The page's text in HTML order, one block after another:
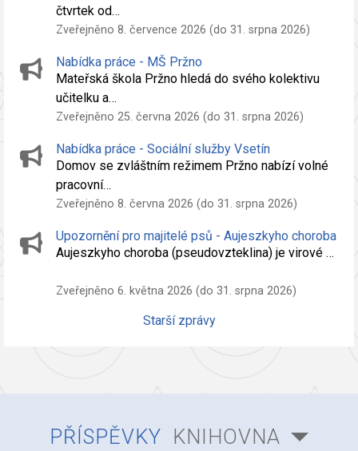
čtvrtek od…
Zveřejněno 8. července 2026 (do 31. srpna 2026)
Nabídka práce - MŠ Pržno
Mateřská škola Pržno hledá do svého kolektivu
učitelku a…
Zveřejněno 25. června 2026 (do 31. srpna 2026)
Nabídka práce - Sociální služby Vsetín
Domov se zvláštním režimem Pržno nabízí volné
pracovní…
Zveřejněno 8. června 2026 (do 31. srpna 2026)
Upozornění pro majitelé psů - Aujeszkyho choroba
Aujeszkyho choroba (pseudovzteklina) je virové …
Zveřejněno 6. května 2026 (do 31. srpna 2026)
Starší zprávy
PŘÍSPĚVKY KNIHOVNA